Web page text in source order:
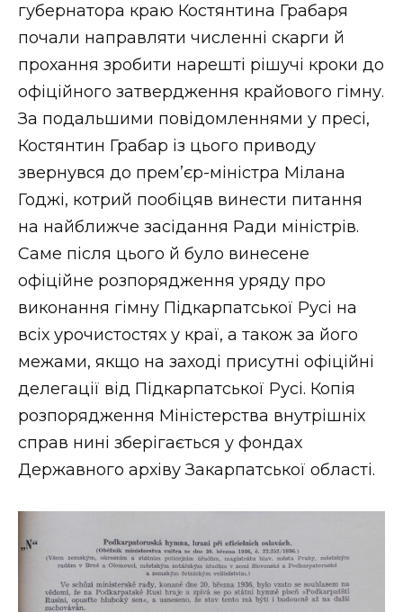
губернатора краю Костянтина Грабаря
почали направляти численні скарги й
прохання зробити нарешті рішучі кроки до
офіційного затвердження крайового гімну.
За подальшими повідомленнями у пресі,
Костянтин Грабар із цього приводу
звернувся до прем’єр-міністра Мілана
Годжі, котрий пообіцяв винести питання
на найближче засідання Ради міністрів.
Саме після цього й було винесене
офіційне розпорядження уряду про
виконання гімну Підкарпатської Русі на
всіх урочистостях у краї, а також за його
межами, якщо на заході присутні офіційні
делегації від Підкарпатської Русі. Копія
розпорядження Міністерства внутрішніх
справ нині зберігається у фондах
Державного архіву Закарпатської області.